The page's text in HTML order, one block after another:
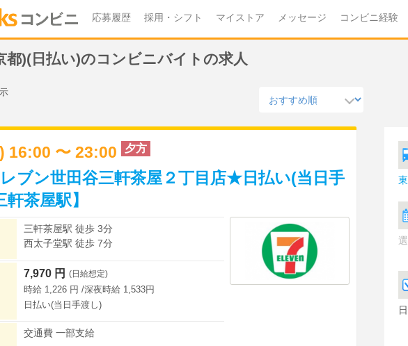
応募履歴 採用・シフト マイストア メッセージ コンビニ経験
都)(日払い)のコンビニバイトの求人
16:00 〜 23:00 夕方
ブン世田谷三軒茶屋２丁目店★日払い(当日手
茶屋駅】
三軒茶屋駅 徒歩 3分
西太子堂駅 徒歩 7分
7,970 円 (日給想定)
時給 1,226 円 /深夜時給 1,533円
日払い(当日手渡し)
交通費 一部支給